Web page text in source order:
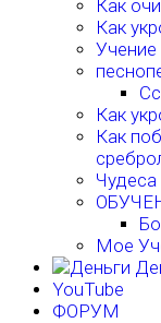
Как
Как
Как
Как
Чудеса
Мое
YouTube
ФОРУМ